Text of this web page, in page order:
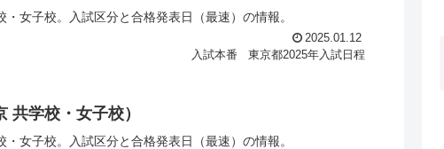
女子校。入試区分と合格発表日（最速）の情報。
2025.01.12
入試本番
東京都2025年入試日程
共学校・女子校）
女子校。入試区分と合格発表日（最速）の情報。